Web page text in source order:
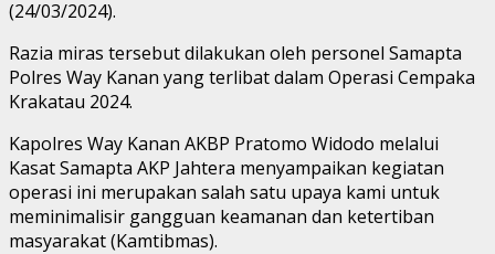
(24/03/2024).
Razia miras tersebut dilakukan oleh personel Samapta
Polres Way Kanan yang terlibat dalam Operasi Cempaka
Krakatau 2024.
Kapolres Way Kanan AKBP Pratomo Widodo melalui
Kasat Samapta AKP Jahtera menyampaikan kegiatan
operasi ini merupakan salah satu upaya kami untuk
meminimalisir gangguan keamanan dan ketertiban
masyarakat (Kamtibmas).